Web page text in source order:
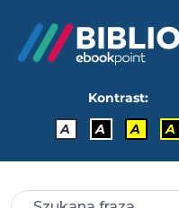
Kontrast:
A
A A A